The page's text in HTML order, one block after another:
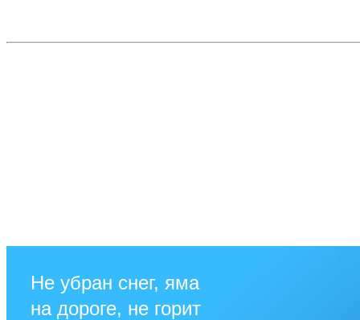
Не убран снег, яма
на дороге, не горит